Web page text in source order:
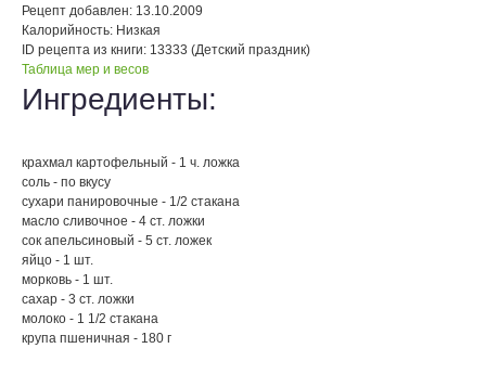
Рецепт добавлен: 13.10.2009
Калорийность: Низкая
ID рецепта из книги: 13333 (Детский праздник)
Таблица мер и весов
Ингредиенты:
крахмал картофельный - 1 ч. ложка
соль - по вкусу
сухари панировочные - 1/2 стакана
масло сливочное - 4 ст. ложки
сок апельсиновый - 5 ст. ложек
яйцо - 1 шт.
морковь - 1 шт.
сахар - 3 ст. ложки
молоко - 1 1/2 стакана
крупа пшеничная - 180 г